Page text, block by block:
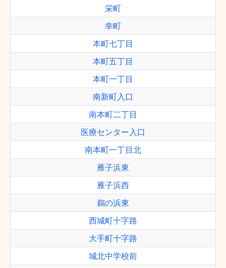
栄町
幸町
本町七丁目
本町五丁目
本町一丁目
南新町入口
南本町二丁目
医療センター入口
南本町一丁目北
雁子浜東
雁子浜西
鵜の浜東
西城町十字路
大手町十字路
城北中学校前